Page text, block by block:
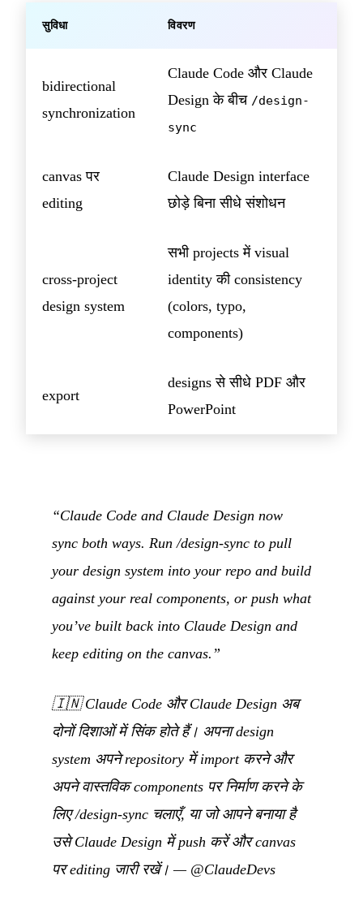
सुविधा विवरण
bidirectional
synchronization
Claude Code और Claude
Design के बीच /design-
sync
canvas पर
editing
Claude Design interface
छोड़े बिना सीधे संशोधन
cross-project
design system
सभी projects में visual
identity की consistency
(colors, typo,
components)
export
designs से सीधे PDF और
PowerPoint
“Claude Code and Claude Design now
sync both ways. Run /design-sync to pull
your design system into your repo and build
against your real components, or push what
you’ve built back into Claude Design and
keep editing on the canvas.”
🇮🇳Claude Code और Claude Design अब
दोनों दिशाओं में सिंक होते हैं। अपना design
system अपने repository में import करने और
अपने वास्तविक components पर निर्माण करने के
लिए /design-sync चलाएँ, या जो आपने बनाया है
उसे Claude Design में push करें और canvas
पर editing जारी रखें। — @ClaudeDevs